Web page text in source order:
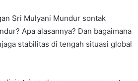
Sri Mulyani Mundur sontak
Apa alasannya? Dan bagaimana
stabilitas di tengah situasi global